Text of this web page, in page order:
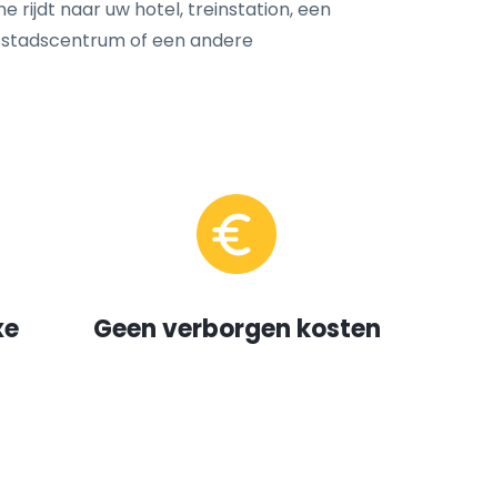
rijdt naar uw hotel, treinstation, een
of een andere
Geen verborgen kosten